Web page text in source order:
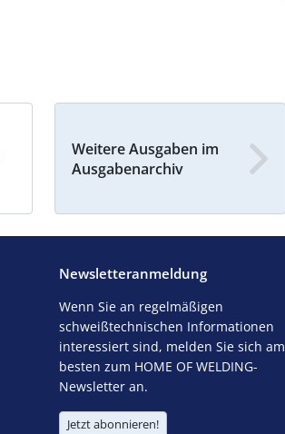
Weitere Ausgaben im
Ausgabenarchiv
Newsletteranmeldung
Wenn Sie an regelmäßigen
schweißtechnischen Informationen
interessiert sind, melden Sie sich am
besten zum HOME OF WELDING-
Newsletter an.
Jetzt abonnieren!